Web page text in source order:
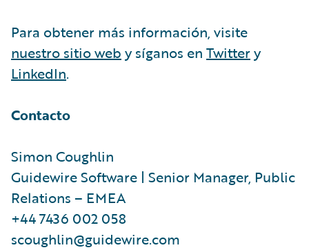
Para obtener más información, visite
nuestro sitio web y síganos en Twittery
LinkedIn.
Contacto
Simon Coughlin
Guidewire Software | Senior Manager, Public
Relations – EMEA
+44 7436 002 058
scoughlin@guidewire.com